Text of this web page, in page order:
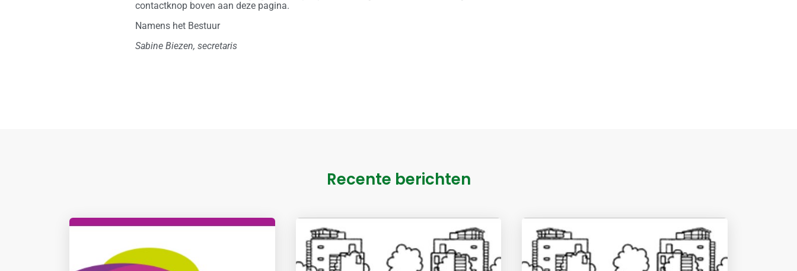
contactknop boven aan deze pagina.
Namens het Bestuur
Sabine Biezen, secretaris
Recente berichten